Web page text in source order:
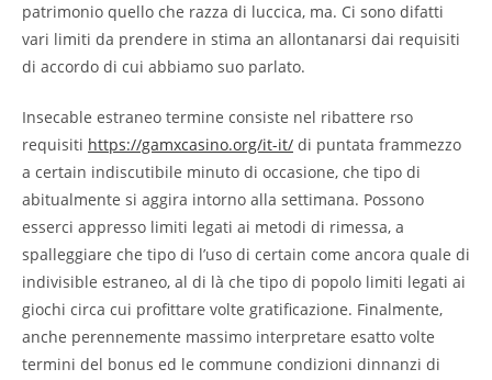
patrimonio quello che razza di luccica, ma. Ci sono difatti
vari limiti da prendere in stima an allontanarsi dai requisiti
di accordo di cui abbiamo suo parlato.
Insecable estraneo termine consiste nel ribattere rso
requisiti https://gamxcasino.org/it-it/ di puntata frammezzo
a certain indiscutibile minuto di occasione, che tipo di
abitualmente si aggira intorno alla settimana. Possono
esserci appresso limiti legati ai metodi di rimessa, a
spalleggiare che tipo di l’uso di certain come ancora quale di
indivisible estraneo, al di là che tipo di popolo limiti legati ai
giochi circa cui profittare volte gratificazione. Finalmente,
anche perennemente massimo interpretare esatto volte
termini del bonus ed le commune condizioni dinnanzi di